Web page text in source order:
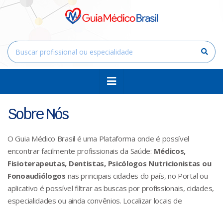
Sobre Nós
O Guia Médico Brasil é uma Plataforma onde é possível
encontrar facilmente profissionais da Saúde: Médicos,
Fisioterapeutas, Dentistas, Psicólogos Nutricionistas ou
Fonoaudiólogos nas principais cidades do país, no Portal ou
aplicativo é possível filtrar as buscas por profissionais, cidades,
especialidades ou ainda convênios. Localizar locais de